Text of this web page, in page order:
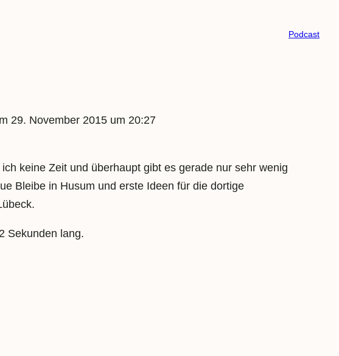
Podcast
29. November 2015 um 20:27
keine Zeit und überhaupt gibt es gerade nur sehr wenig
Bleibe in Husum und erste Ideen für die dortige
Sekunden lang.